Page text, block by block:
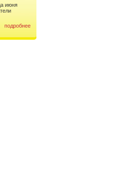
июня
подробнее